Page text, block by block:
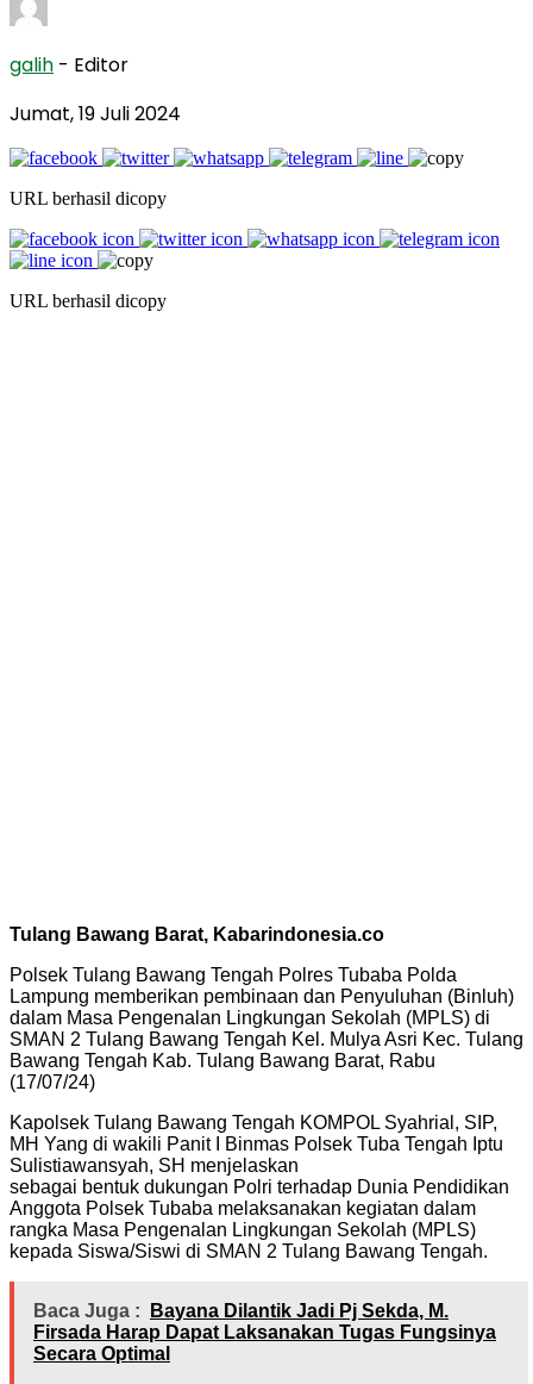
galih - Editor
Jumat, 19 Juli 2024
URL berhasil dicopy
URL berhasil dicopy
Tulang Bawang Barat, Kabarindonesia.co
Polsek Tulang Bawang Tengah Polres Tubaba Polda
Lampung memberikan pembinaan dan Penyuluhan (Binluh)
dalam Masa Pengenalan Lingkungan Sekolah (MPLS) di
SMAN 2 Tulang Bawang Tengah Kel. Mulya Asri Kec. Tulang
Bawang Tengah Kab. Tulang Bawang Barat, Rabu
(17/07/24)
Kapolsek Tulang Bawang Tengah KOMPOL Syahrial, SIP,
MH Yang di wakili Panit I Binmas Polsek Tuba Tengah Iptu
Sulistiawansyah, SH menjelaskan
sebagai bentuk dukungan Polri terhadap Dunia Pendidikan
Anggota Polsek Tubaba melaksanakan kegiatan dalam
rangka Masa Pengenalan Lingkungan Sekolah (MPLS)
kepada Siswa/Siswi di SMAN 2 Tulang Bawang Tengah.
Baca Juga :
Bayana Dilantik Jadi Pj Sekda, M.
Firsada Harap Dapat Laksanakan Tugas Fungsinya
Secara Optimal